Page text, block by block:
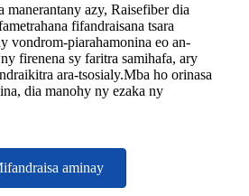
manerantany azy, Raisefiber dia
fifandraisana tsara
vondrom-piarahamonina eo an-
firenena sy faritra samihafa, ary
ara-tsosialy.Mba ho orinasa
dia manohy ny ezaka ny
aminay